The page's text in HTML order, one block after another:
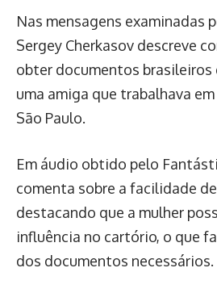
Nas mensagens examinadas
Sergey Cherkasov descreve
obter documentos brasileiros
uma amiga que trabalhava
São Paulo.
Em áudio obtido pelo
comenta sobre a facilidade
destacando que a mulher
influência no cartório, o que
dos documentos necessários.